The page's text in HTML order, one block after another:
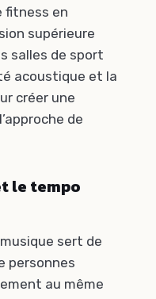
fitness en
supérieure
salles de sport
acoustique et la
créer une
de
le tempo
sert de
personnes
au même